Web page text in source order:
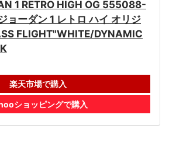
1 RETRO HIGH OG 555088-
ョーダン 1 レトロ ハイ オリジ
FLIGHT"WHITE/DYNAMIC
楽天市場で購入
ショッピングで購入